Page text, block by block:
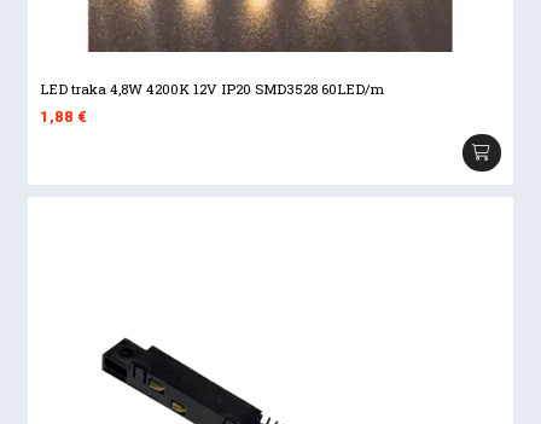
LED traka 4,8W 4200K 12V IP20 SMD3528 60LED/m
1,88€